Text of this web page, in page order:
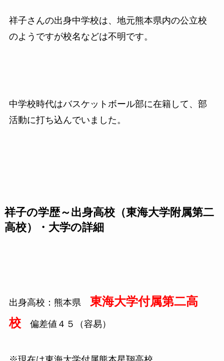
祥子さんの出身中学校は、地元熊本県内の公立校
のようですが校名などは不明です。
中学校時代はバスケットボール部に在籍して、部
活動に打ち込んでいました。
祥子の学歴～出身高校（東海大学附属第二
高校）・大学の詳細
出身高校：熊本県 東海大学付属第二高
校偏差値４５（容易）